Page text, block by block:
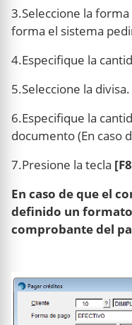
3.Seleccione la
forma el sistema
4.Especifique la
5.Seleccione la divisa.
6.Especifique la
documento (En caso
7.Presione la tecla
En caso de que el
definido un
comprobante del